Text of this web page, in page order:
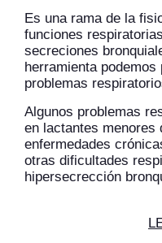
Es una rama de la
funciones
secreciones
herramienta
problemas
Algunos problemas
en lactantes menores
enfermedades
otras dificultades
hipersecrección